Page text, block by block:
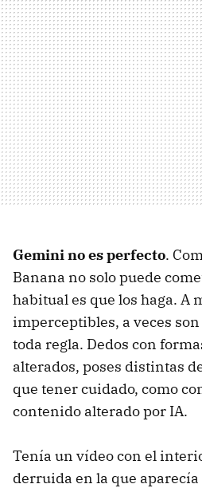
Gemini no es perfecto.
Banana no solo puede
habitual es que los haga. A
imperceptibles, a veces
toda regla. Dedos con
alterados, poses distintas
que tener cuidado, como
contenido alterado por IA.
Tenía un vídeo con el
derruida en la que aparecía